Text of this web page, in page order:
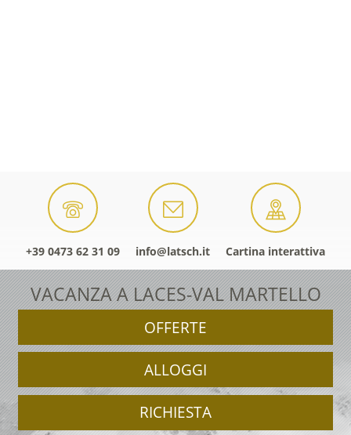
+39 0473 62 31 09 info@latsch.it Cartina interattiva
VACANZA A LACES-VAL MARTELLO
OFFERTE
ALLOGGI
RICHIESTA